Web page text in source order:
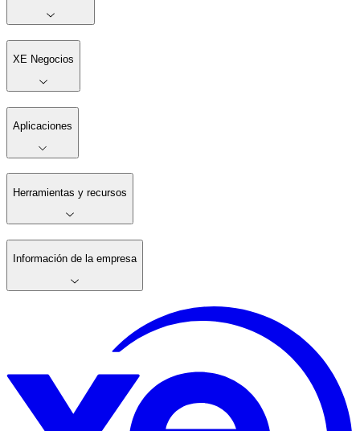
XE Negocios
Aplicaciones
Herramientas y recursos
Información de la empresa